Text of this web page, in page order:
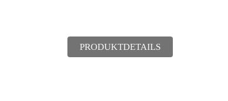
PRODUKTDETAILS